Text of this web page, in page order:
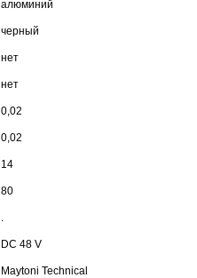
алюминий
черный
нет
нет
0,02
0,02
14
80
DC 48 V
Maytoni Technical